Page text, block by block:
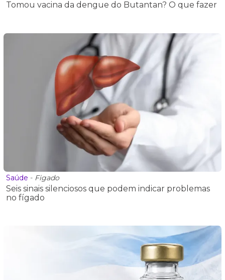
Tomou vacina da dengue do Butantan? O que fazer
Saúde - Figado
Seis sinais silenciosos que podem indicar problemas
no fígado